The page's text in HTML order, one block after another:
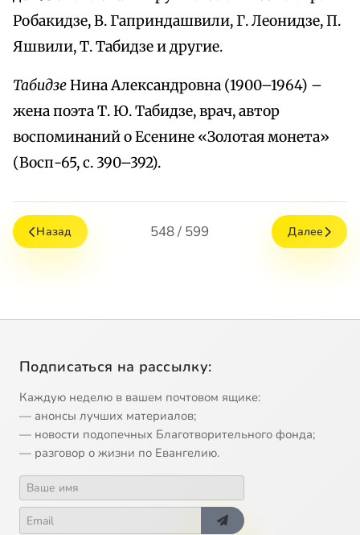
Робакидзе, В. Гаприндашвили, Г. Леонидзе, П.
Яшвили, Т. Табидзе и другие.
ТабидзеНина Александровна (1900–1964) –
жена поэта Т. Ю. Табидзе, врач, автор
воспоминаний о Есенине «Золотая монета»
(Восп-65, с. 390–392).
Назад 548 / 599 Далее
Подписаться на рассылку:
Каждую неделю в вашем почтовом ящике:
— анонсы лучших материалов;
— новости подопечных Благотворительного фонда;
— разговор о жизни по Евангелию.